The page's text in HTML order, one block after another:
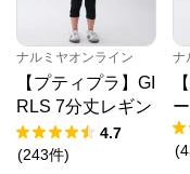
ナルミヤオンライン
【プティプラ】GI
RLS 7分丈レギン
ス
4.7
(243件)
ナ
(